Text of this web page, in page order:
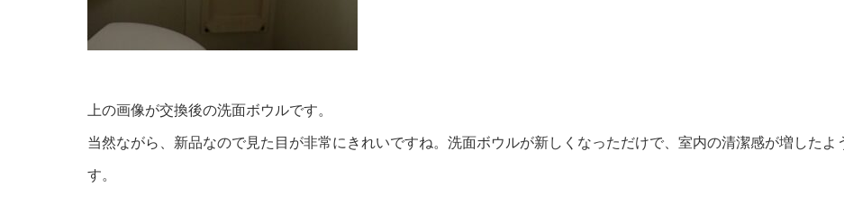
上の画像が交換後の洗面ボウルです。
当然ながら、新品なので見た目が非常にきれいですね。洗面ボウルが新しくなっただけで、室内の清潔感が増したよ
す。